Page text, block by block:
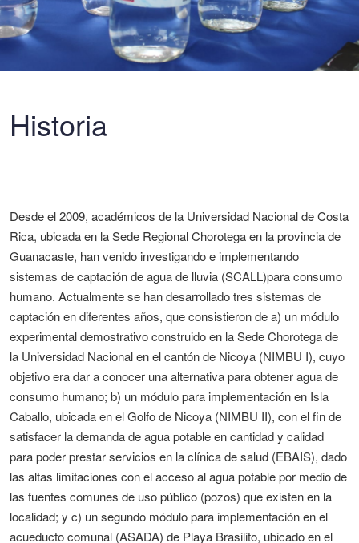
Historia
Desde el 2009, académicos de la Universidad Nacional de Costa
Rica, ubicada en la Sede Regional Chorotega en la provincia de
Guanacaste, han venido investigando e implementando
sistemas de captación de agua de lluvia (SCALL)para consumo
humano. Actualmente se han desarrollado tres sistemas de
captación en diferentes años, que consistieron de a) un módulo
experimental demostrativo construido en la Sede Chorotega de
la Universidad Nacional en el cantón de Nicoya (NIMBU I), cuyo
objetivo era dar a conocer una alternativa para obtener agua de
consumo humano; b) un módulo para implementación en Isla
Caballo, ubicada en el Golfo de Nicoya (NIMBU II), con el fin de
satisfacer la demanda de agua potable en cantidad y calidad
para poder prestar servicios en la clínica de salud (EBAIS), dado
las altas limitaciones con el acceso al agua potable por medio de
las fuentes comunes de uso público (pozos) que existen en la
localidad; y c) un segundo módulo para implementación en el
acueducto comunal (ASADA) de Playa Brasilito, ubicado en el